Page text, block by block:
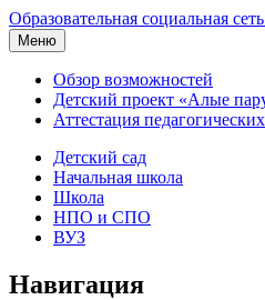
Образовательная социальная сеть
Меню
Обзор возможностей
Детский проект «Алые
Аттестация
Детский сад
Начальная школа
Школа
НПО и СПО
ВУЗ
Навигация